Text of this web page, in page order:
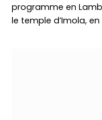
programme en
le temple d’Imola,